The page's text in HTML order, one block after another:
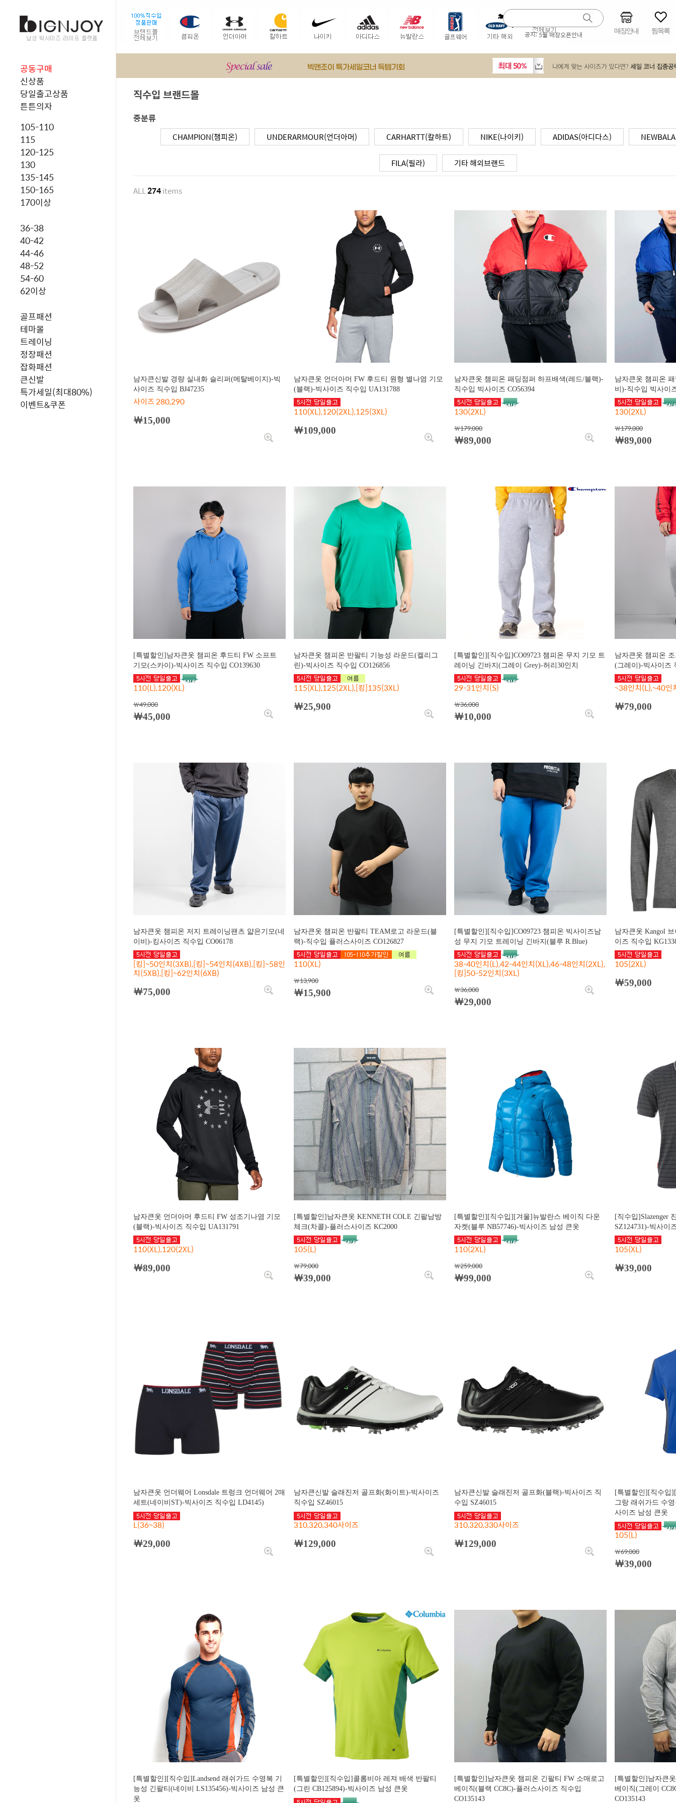
공지:5월 매장오픈안내 매장안내 찜목록
공동구매
신상품
당일출고상품
튼튼의자
105-110
115
120-125
130
135-145
150-165
170이상
36-38
40-42
44-46
48-52
54-60
62이상
골프패션
테마몰
트레이닝
정장패션
잡화패션
큰신발
특가세일(최대80%)
이벤트&쿠폰
직수입 브랜드몰
중분류
CHAMPION(챔피온) UNDERARMOUR(언더아머) CARHARTT(칼하트) NIKE(나이키) ADIDAS(아디다스)
FILA(필라) 기타 해외브랜드
ALL274items
남자큰신발 경량 실내화 슬리퍼(메탈베이지)-빅
사이즈 직수입 BJ47235
사이즈 280,290
￦15,000
남자큰옷 언더아머 FW 후드티 원형 별나염 기모
(블랙)-빅사이즈 직수입 UA131788
110(XL),120(2XL),125(3XL)
￦109,000
남자큰옷 챔피온 패딩점퍼 하프배색(레드/블랙)-
직수입 빅사이즈 CO56394
130(2XL)
￦179,000
￦89,000
남자큰옷 챔피온
비)-직수입 빅사이
130(2XL)
￦179,000
￦89,000
[특별할인]남자큰옷 챔피온 후드티 FW 소프트
기모(스카이)-빅사이즈 직수입 CO139630
110(L),120(XL)
￦49,000
￦45,000
남자큰옷 챔피온 반팔티 기능성 라운드(켈리그
린)-빅사이즈 직수입 CO126856
115(XL),125(2XL),[킹]135(3XL)
￦25,900
[특별할인][직수입]CO09723 챔피온 무지 기모 트
레이닝 긴바지(그레이 Grey)-허리30인치
29-31인치(S)
￦36,000
￦10,000
남자큰옷 챔피온
(그레이)-빅사이즈
~38인치(L),~40인
￦79,000
남자큰옷 챔피온 저지 트레이닝팬츠 얇은기모(네
이비)-킹사이즈 직수입 CO06178
[킹]~50인치(3XB),[킹]~54인치(4XB),[킹]~58인
치(5XB),[킹]~62인치(6XB)
￦75,000
남자큰옷 챔피온 반팔티 TEAM로고 라운드(블
랙)-직수입 플러스사이즈 CO126827
110(XL)
￦13,900
￦15,900
[특별할인][직수입]CO09723 챔피온 빅사이즈남
성 무지 기모 트레이닝 긴바지(블루 R.Blue)
38-40인치(L),42-44인치(XL),46-48인치(2XL),
[킹]50-52인치(3XL)
￦36,000
￦29,000
남자큰옷 Kangol
이즈 직수입
105(2XL)
￦59,000
남자큰옷 언더아머 후드티 FW 성조기나염 기모
(블랙)-빅사이즈 직수입 UA131791
110(XL),120(2XL)
￦89,000
[특별할인]남자큰옷 KENNETH COLE 긴팔남방
체크(차콜)-플러스사이즈 KC2000
105(L)
￦79,000
￦39,000
[특별할인][직수입][겨울]뉴발란스 베이직 다운
자켓(블루 NB57746)-빅사이즈 남성 큰옷
110(2XL)
￦259,000
￦99,000
[직수입]Slazenger
SZ124731)-빅사이
105(XL)
￦39,000
남자큰옷 언더웨어 Lonsdale 트렁크 언더웨어 2매
세트(네이비ST)-빅사이즈 직수입 LD4145)
L(36~38)
￦29,000
남자큰신발 슬래진저 골프화(화이트)-빅사이즈
직수입 SZ46015
310,320,340사이즈
￦129,000
남자큰신발 슬래진저 골프화(블랙)-빅사이즈 직
수입 SZ46015
310,320,330사이즈
￦129,000
[특별할인][직수입
그랑 래쉬가드 수
사이즈 남성 큰옷
105(L)
￦69,000
￦39,000
[특별할인][직수입]Landsend 래쉬가드 수영복 기
능성 긴팔티(네이비 LS135456)-빅사이즈 남성 큰
옷
[특별할인][직수입]콜롬비아 레져 배색 반팔티
(그린 CB125894)-빅사이즈 남성 큰옷
[특별할인]남자큰옷 챔피온 긴팔티 FW 소매로고
베이직(블랙 CC8C)-플러스사이즈 직수입
CO135143
[특별할인]남자큰
베이직(그레이
CO135143